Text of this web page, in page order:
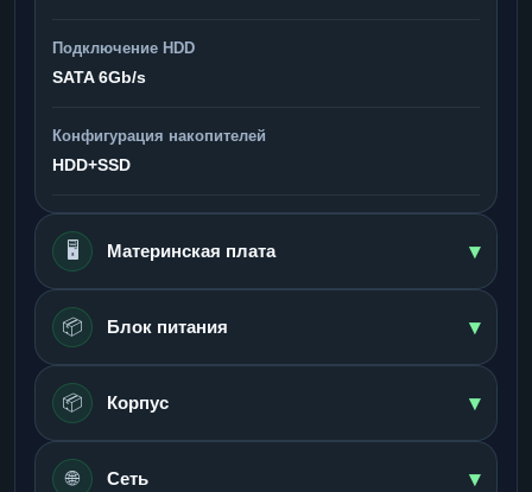
Подключение HDD
SATA 6Gb/s
Конфигурация накопителей
HDD+SSD
🖥️ Материнская плата ▾
📦 Блок питания ▾
📦 Корпус ▾
🌐 Сеть ▾